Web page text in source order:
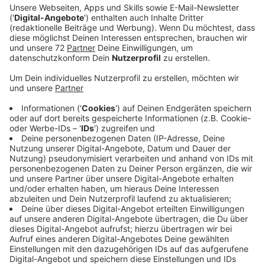
Veröffentlicht: Donnerstag, 19.01.2023 13:15
Anzeige
Inhaltlich geht es in KAMRADs neuen Song um eine
Sache, die ihm nah am Herzen liegt: "Es geht um
plötzlich erwachtes Selbstvertrauen,
wiederentdeckten Spaß und Zuversicht. Um den
Moment, in dem einem eine Last von der Schulter
fällt, man den Wind wieder unter den Flügeln spürt und
die Welt ihrem rechtmäßigen Besitzer zurückgegeben
wird: einem selbst." Das Vorher-Nachher-Gefühl von "I
was feeling numb numb, now I feel alive" hat KAMRAD
in den letzten zwei Jahren selbst erlebt. Als er Mitte
2021 am Tiefpunkt seiner Karriere stand und sich
gerade von seiner ehemaligen Plattenfirma sowie
seinem ehemaligen Management getrennt hatte,
nahmen seine Eltern einen Kredit auf, um ihm einen